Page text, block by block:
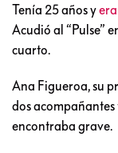
Tenía 25 años y
Acudió al “Pulse”
cuarto.
Ana Figueroa, su
dos
encontraba grave.